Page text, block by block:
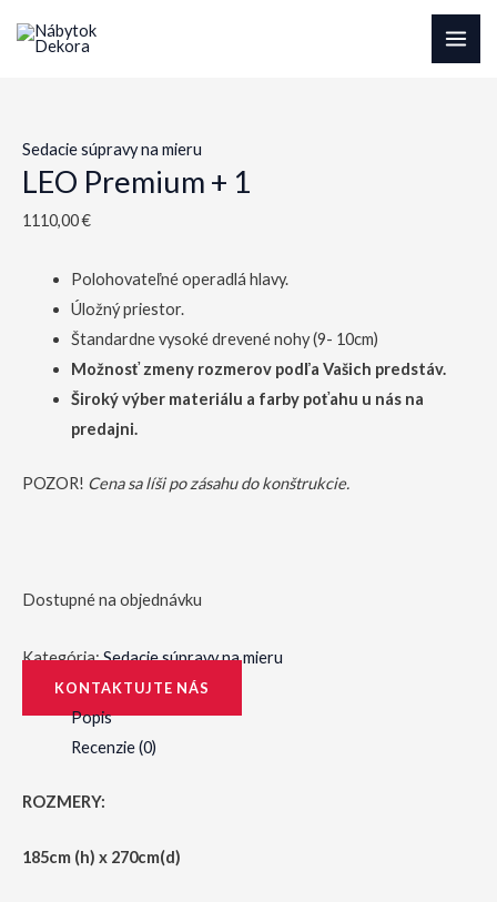
Sedacie súpravy na mieru
LEO Premium + 1
1110,00€
Polohovateľné operadlá hlavy.
Úložný priestor.
Štandardne vysoké drevené nohy (9- 10cm)
Možnosť zmeny rozmerov podľa Vašich predstáv.
Široký výber materiálu a farby poťahu u nás na
predajni.
POZOR! Cena sa líši po zásahu do konštrukcie.
Dostupné na objednávku
Kategória:Sedacie súpravy na mieru
KONTAKTUJTE NÁS
Popis
Recenzie (0)
ROZMERY:
185cm (h) x 270cm(d)